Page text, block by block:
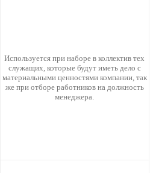
Используется при наборе в коллектив тех
служащих, которые будут иметь дело с
материальными ценностями компании, так
же при отборе работников на должность
менеджера.